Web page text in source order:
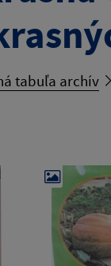
tabuľa archív